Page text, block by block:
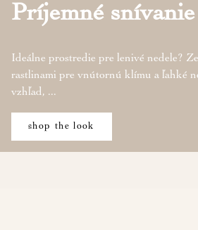
Príjemné snívanie
Ideálne prostredie pre lenivé nedele?
rastlinami pre vnútornú klímu a ľahké
vzhľad, ...
shop the look